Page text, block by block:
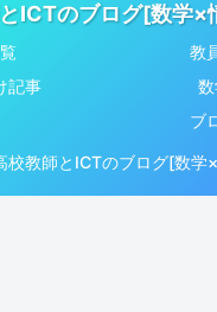
ICTのブログ[数学
教
記事
ブ
教師とICTのブログ[数学